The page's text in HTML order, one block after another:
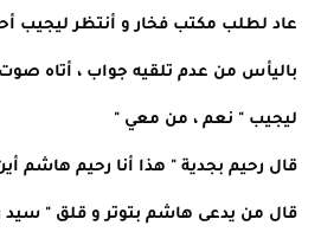
عاد لطلب مكتب فخار و أنتظر ليجيب
باليأس من عدم تلقيه جواب ، أتاه
ليجيب " نعم ، من معي "
قال رحيم بجدية " هذا أنا رحيم هاشم
قال من يدعى هاشم بتوتر و قلق " سيد